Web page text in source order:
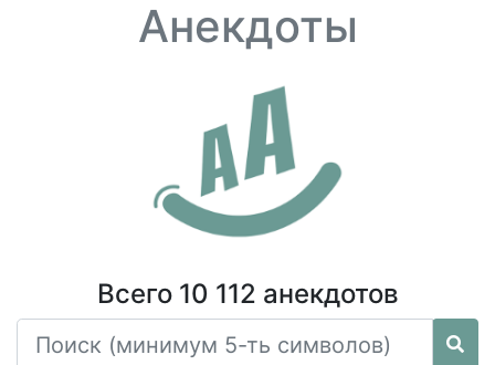
Анекдоты
Всего 10 112 анекдотов